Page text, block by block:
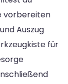
vorbereiten
Auszug
für